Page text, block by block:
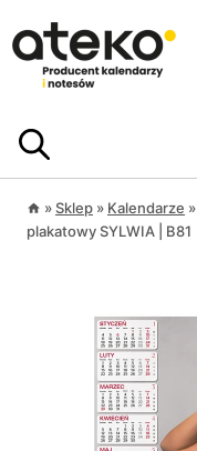
treści
do
treści
»Sklep » Kalendarze »
plakatowy SYLWIA | B81